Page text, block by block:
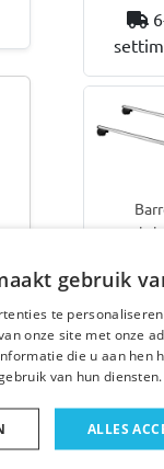
Fiat
Twinny
Per
barre
€
gebruik
te
onze site met onze
die u aan hen
van hun diensten.
ALLES